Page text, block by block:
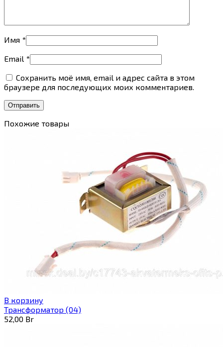
Имя *
Email *
Сохранить моё имя, email и адрес сайта в этом
браузере для последующих моих комментариев.
Похожие товары
В корзину
Трансформатор (04)
52,00 Br